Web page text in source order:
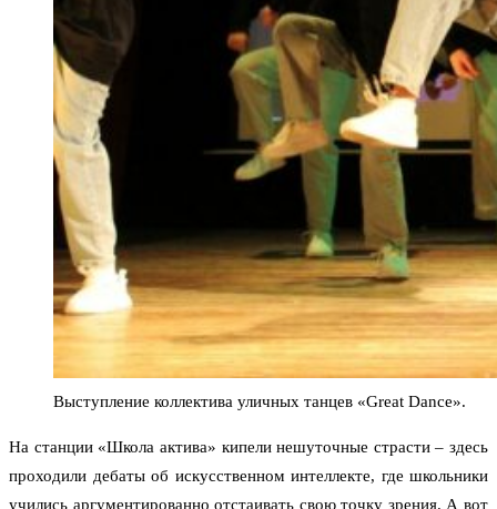
Выступление коллектива уличных танцев «Great Dance».
На станции «Школа актива» кипели нешуточные страсти – здесь
проходили дебаты об искусственном интеллекте, где школьники
учились аргументированно отстаивать свою точку зрения. А вот